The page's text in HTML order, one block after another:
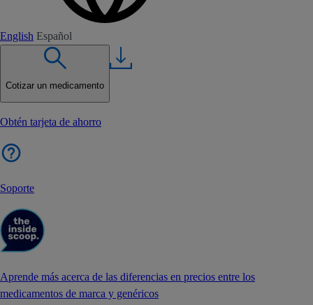
English Español
Cotizar un medicamento
Obtén tarjeta de ahorro
Soporte
Aprende más acerca de las diferencias en precios entre los
medicamentos de marca y genéricos